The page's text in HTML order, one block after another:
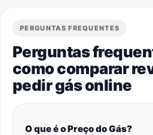
PERGUNTAS FREQUENTES
Perguntas
como comparar
pedir gás online
O que é o Preço do Gás?